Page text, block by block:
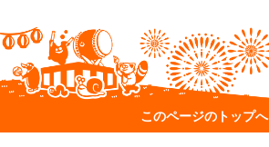
このページのトップへ